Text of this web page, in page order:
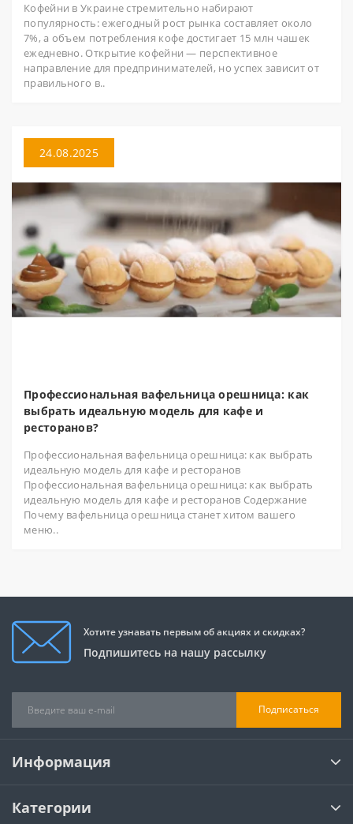
Кофейни в Украине стремительно набирают
популярность: ежегодный рост рынка составляет около
7%, а объем потребления кофе достигает 15 млн чашек
ежедневно. Открытие кофейни — перспективное
направление для предпринимателей, но успех зависит от
правильного в..
24.08.2025
Профессиональная вафельница орешница: как
выбрать идеальную модель для кафе и
ресторанов?
Профессиональная вафельница орешница: как выбрать
идеальную модель для кафе и ресторанов
Профессиональная вафельница орешница: как выбрать
идеальную модель для кафе и ресторанов Содержание
Почему вафельница орешница станет хитом вашего
меню..
Хотите узнавать первым об акциях и скидках?
Подпишитесь на нашу рассылку
Подписаться
Информация
Категории